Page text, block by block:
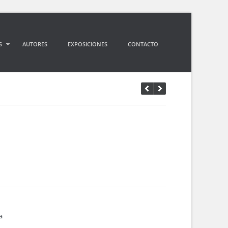
AUTORES EXPOSICIONES CONTACTO